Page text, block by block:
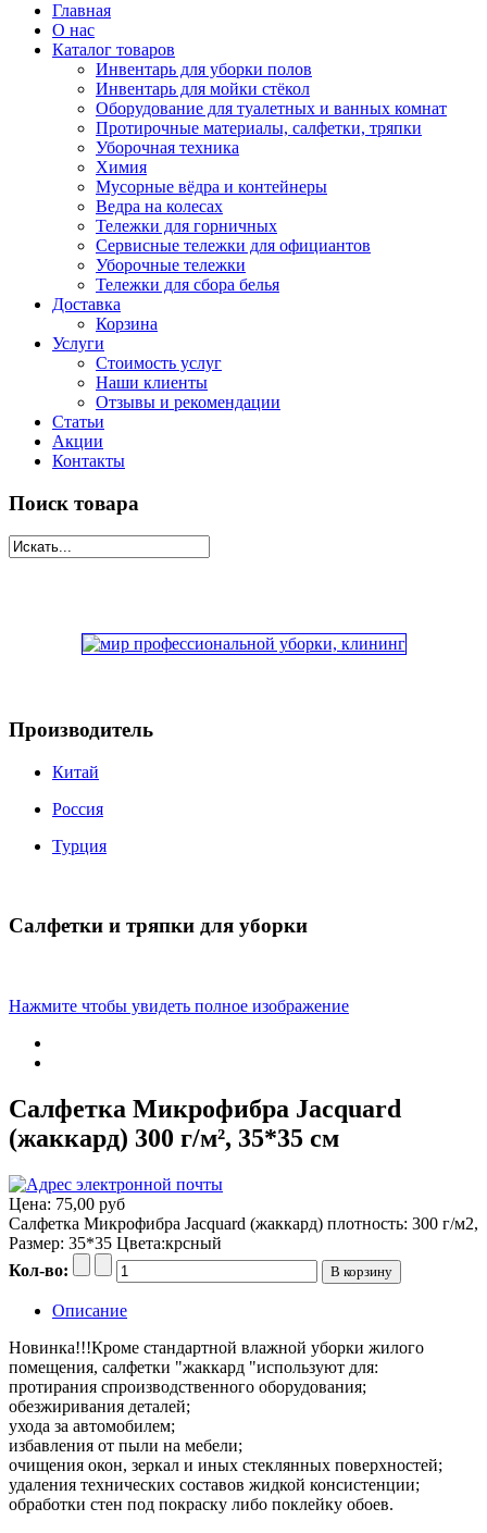
Главная
О нас
Каталог товаров
Инвентарь для уборки полов
Инвентарь для мойки стёкол
Оборудование для туалетных и ванных комнат
Протирочные материалы, салфетки, тряпки
Уборочная техника
Химия
Мусорные вёдра и контейнеры
Ведра на колесах
Тележки для горничных
Сервисные тележки для официантов
Уборочные тележки
Тележки для сбора белья
Доставка
Корзина
Услуги
Стоимость услуг
Наши клиенты
Отзывы и рекомендации
Статьи
Акции
Контакты
Поиск товара
Производитель
Китай
Россия
Турция
Салфетки и тряпки для уборки
Нажмите чтобы увидеть полное изображение
Салфетка Микрофибра Jacquard
(жаккард) 300 г/м², 35*35 см
Цена: 75,00 руб
Салфетка Микрофибра Jacquard (жаккард) плотность: 300 г/м2,
Размер: 35*35 Цвета:крсный
Кол-во:
Описание
Новинка!!!Кроме стандартной влажной уборки жилого
помещения, салфетки "жаккард "используют для:
протирания спроизводственного оборудования;
обезжиривания деталей;
ухода за автомобилем;
избавления от пыли на мебели;
очищения окон, зеркал и иных стеклянных поверхностей;
удаления технических составов жидкой консистенции;
обработки стен под покраску либо поклейку обоев.